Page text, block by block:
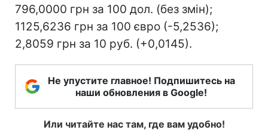
796,0000 грн за 100 дол. (без змін);
1125,6236 грн за 100 євро (-5,2536);
2,8059 грн за 10 руб. (+0,0145).
Не упустите главное! Подпишитесь на
наши обновления в Google!
Или читайте нас там, где вам удобно!